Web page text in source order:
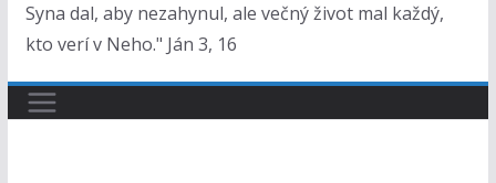
Syna dal, aby nezahynul, ale večný život mal každý,
kto verí v Neho." Ján 3, 16